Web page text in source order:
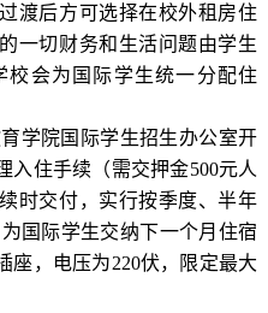
渡后方可选择在校外租房住
一切财务和生活问题由学生
校会为国际学生统一分配住
学院国际学生招生办公室开
入住手续（需交押金500元人
时交付，实行按季度、半年
国际学生交纳下一个月住宿
座，电压为220伏，限定最大